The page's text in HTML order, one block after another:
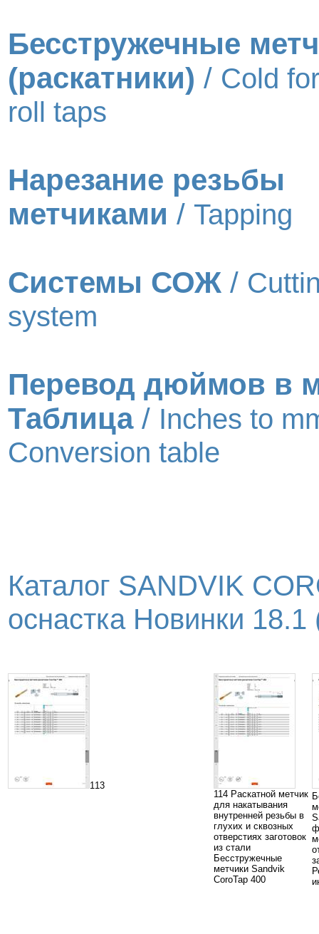
Бесстружечные
(раскатники) / Cold
roll taps
Нарезание резьбы
метчиками / Tapping
Системы СОЖ /
system
Перевод дюймов в
Таблица/ Inches to
Conversion table
Каталог SANDVIK
оснастка Новинки 18.1
113
114 Раскатной метчик
для накатывания
внутренней резьбы в
глухих и сквозных
отверстиях заготовок
из стали
Бесстружечные
метчики Sandvik
CoroTap 400